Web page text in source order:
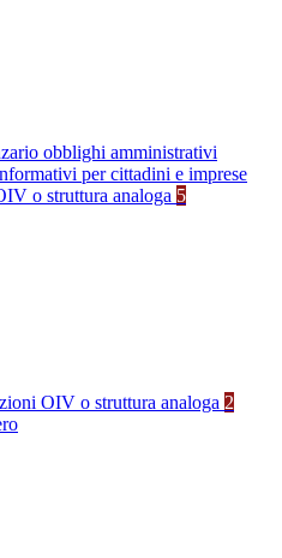
obblighi amministrativi
per cittadini e imprese
o struttura analoga 5
OIV o struttura analoga 2